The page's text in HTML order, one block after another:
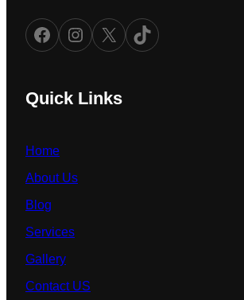
Facebook Instagram X TikTok
Quick Links
Home
About Us
Blog
Services
Gallery
Contact US